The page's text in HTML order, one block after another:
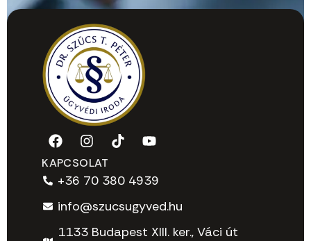
KAPCSOLAT
+36 70 380 4939
info@szucsugyved.hu
1133 Budapest XIII. ker., Váci út